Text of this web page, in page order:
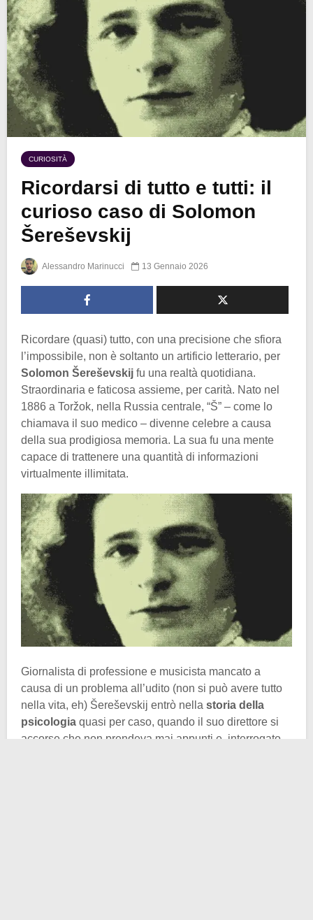
CURIOSITÀ
Ricordarsi di tutto e tutti: il
curioso caso di Solomon
Šereševskij
Alessandro Marinucci 13 Gennaio 2026
Ricordare (quasi) tutto, con una precisione che sfiora
l’impossibile, non è soltanto un artificio letterario, per
Solomon Šereševskij fu una realtà quotidiana.
Straordinaria e faticosa assieme, per carità. Nato nel
1886 a Toržok, nella Russia centrale, “Š” – come lo
chiamava il suo medico – divenne celebre a causa
della sua prodigiosa memoria. La sua fu una mente
capace di trattenere una quantità di informazioni
virtualmente illimitata.
Giornalista di professione e musicista mancato a
causa di un problema all’udito (non si può avere tutto
nella vita, eh) Šereševskij entrò nella storia della
psicologia quasi per caso, quando il suo direttore si
accorse che non prendeva mai appunti e, interrogato,